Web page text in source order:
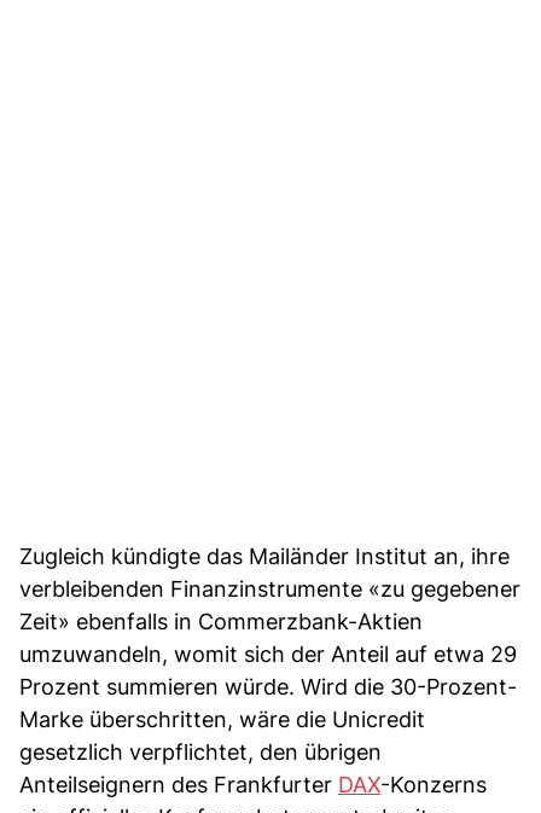
Zugleich kündigte das Mailänder Institut an, ihre
verbleibenden Finanzinstrumente «zu gegebener
Zeit» ebenfalls in Commerzbank-Aktien
umzuwandeln, womit sich der Anteil auf etwa 29
Prozent summieren würde. Wird die 30-Prozent-
Marke überschritten, wäre die Unicredit
gesetzlich verpflichtet, den übrigen
Anteilseignern des Frankfurter DAX-Konzerns